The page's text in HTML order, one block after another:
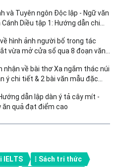
và Tuyên ngôn Độc lập - Ngữ văn
Diều tập 1: Hướng dẫn chi
hình ảnh người bố trong tác
vừa mở cửa sổ qua 8 đoạn văn
nhận về bài thơ Xa ngắm thác núi
ý chi tiết & 2 bài văn mẫu đặc
dẫn lập dàn ý tả cây mít -
ăn quả đạt điểm cao
IELTS Sách tri thức